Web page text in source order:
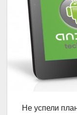
Не успели